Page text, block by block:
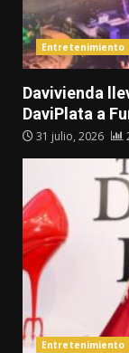
Entretenimiento
Davivienda
DaviPlata a
31 julio, 2026
Entretenimiento